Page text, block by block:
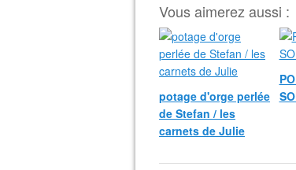
Vous aimerez aussi :
potage d'orge perlée
de Stefan / les
carnets de Julie